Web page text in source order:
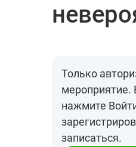
Только
мероприятие.
нажмите
записаться.